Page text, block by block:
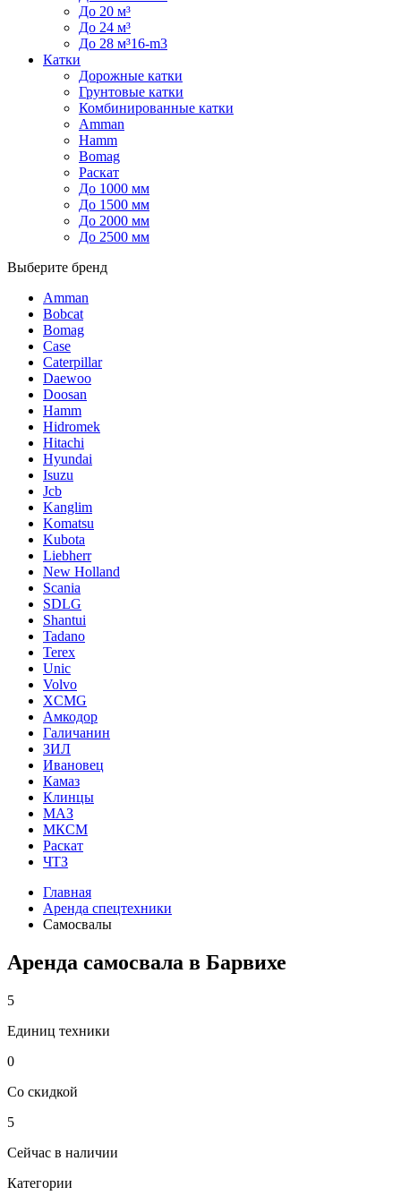
До 20 м³
До 24 м³
До 28 м³16-m3
Катки
Дорожные катки
Грунтовые катки
Комбинированные катки
Amman
Hamm
Bomag
Раскат
До 1000 мм
До 1500 мм
До 2000 мм
До 2500 мм
Выберите бренд
Amman
Bobcat
Bomag
Case
Caterpillar
Daewoo
Doosan
Hamm
Hidromek
Hitachi
Hyundai
Isuzu
Jcb
Kanglim
Komatsu
Kubota
Liebherr
New Holland
Scania
SDLG
Shantui
Tadano
Terex
Unic
Volvo
XCMG
Амкодор
Галичанин
ЗИЛ
Ивановец
Камаз
Клинцы
МАЗ
МКСМ
Раскат
ЧТЗ
Главная
Аренда спецтехники
Самосвалы
Аренда самосвала в Барвихе
5
Единиц техники
0
Со скидкой
5
Сейчас в наличии
Категории